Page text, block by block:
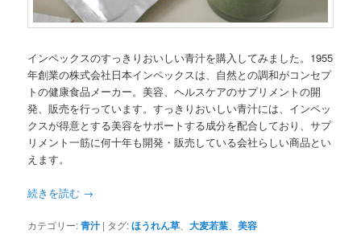
インペックスのすっきりおいしい青汁を購入してみました。1955
年創業の株式会社日本インペックスは、自然との調和がコンセプ
トの健康食品メーカー。美容、ヘルスケアのサプリメントの開
発、販売を行っています。すっきりおいしい青汁には、インペッ
クスが得意とする美容をサポートする成分を配合しており、サプ
リメント一筋に何十年も開発・販売している会社らしい商品とい
えます。
続きを読む →
カテゴリー:青汁 | タグ:ほうれん草 、大麦若葉 、美容